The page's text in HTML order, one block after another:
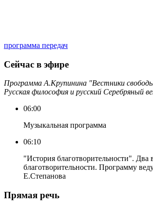
программа передач
Сейчас в эфире
Программа А.Крупинина "Вестники
Русская философия и русский Серебряный
06:00
Музыкальная программа
06:10
"История благотворительности". Два
благотворительности. Программу
Е.Степанова
Прямая речь